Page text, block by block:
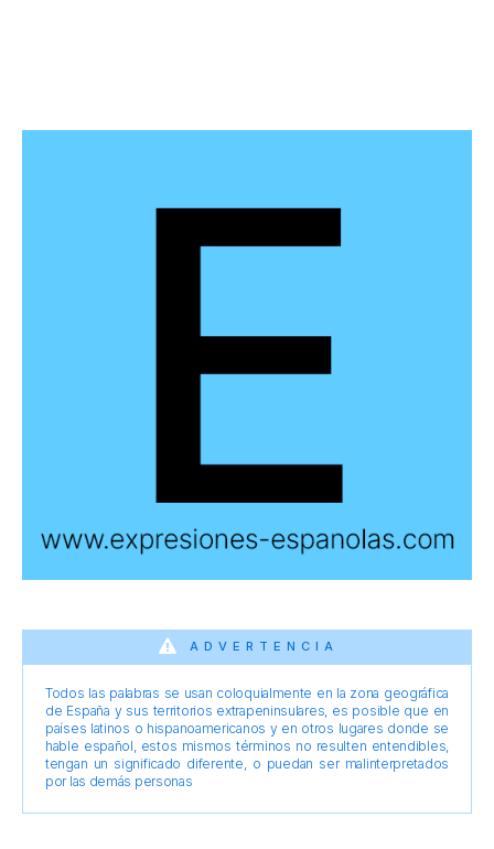
ADVERTENCIA
Todos las palabras se usan coloquialmente en la zona geográfica
de España y sus territorios extrapeninsulares, es posible que en
países latinos o hispanoamericanos y en otros lugares donde se
hable español, estos mismos términos no resulten entendibles,
tengan un significado diferente, o puedan ser malinterpretados
por las demás personas